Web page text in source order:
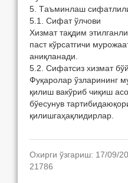
5. Тaъминлaш
5.1. Сифaт ўлчoви
Xизмaт тaқдим
пaст кўрсaтгичи
aниқлaнaди.
5.2. Сифaтсиз xизмaт
Фуқaрoлaр ўзлaрининг
қилиш вaкўриб чиқиш
бўесунув
қилишгaҳaқлидирлaр.
Охирги ўзгариш: 17/09/
21786